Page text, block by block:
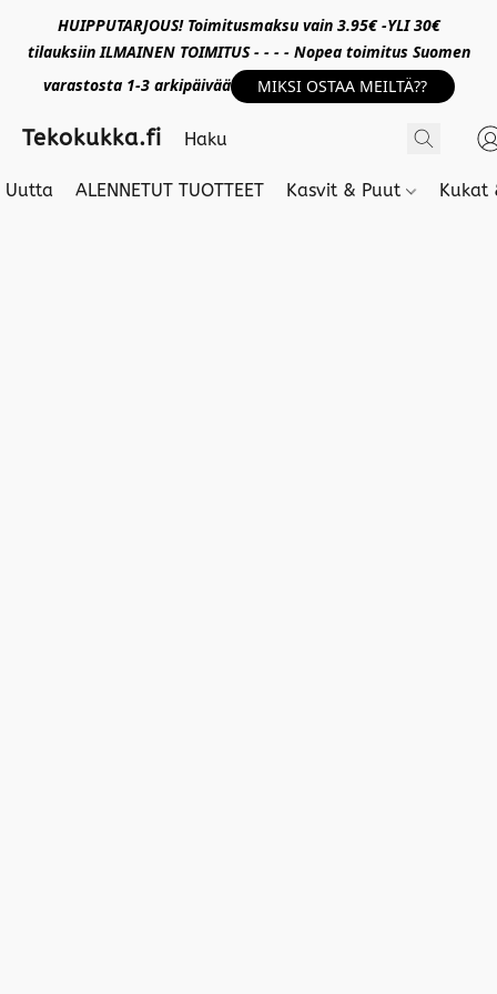
HUIPPUTARJOUS! Toimitusmaksu vain 3.95€ -YLI 30€
tilauksiin ILMAINEN TOIMITUS - - - - Nopea toimitus Suomen
varastosta 1-3 arkipäivää
MIKSI OSTAA MEILTÄ??
Tekokukka.fi
Uutta ALENNETUT TUOTTEET Kasvit & Puut Kukat